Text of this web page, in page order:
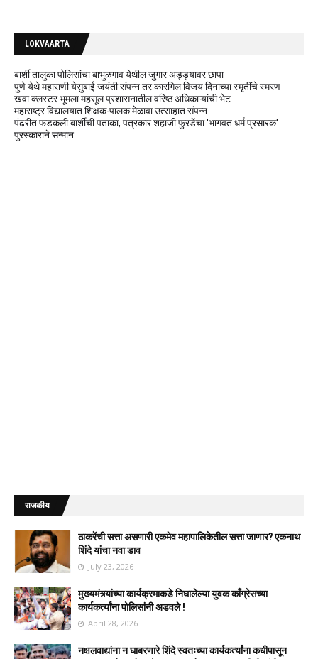
LOKVAARTA
बार्शी तालुका पोलिसांचा बाभुळगाव येथील जुगार अड्ड्यावर छापा
पुणे येथे महाराणी येसुबाई जयंती संपन्न तर कारगिल विजय दिनाच्या स्मृतींचे स्मरण
खवा क्लस्टर भूमला महसूल प्रशासनातील वरिष्ठ अधिकाऱ्यांची भेट
महाराष्ट्र विद्यालयात शिक्षक-पालक मेळावा उत्साहात संपन्न
पंढरीत फडकली बार्शीची पताका, पत्रकार शहाजी फुरडेंचा 'भागवत धर्म प्रसारक'
पुरस्काराने सन्मान
राजकीय
ठाकरेंची सत्ता असणारी एकमेव महापालिकेतील सत्ता जाणार? एकनाथ
शिंदे यांचा नवा डाव
July 23, 2026
मुख्यमंत्र्यांच्या कार्यक्रमाकडे निघालेल्या युवक काँग्रेसच्या
कार्यकर्त्यांना पोलिसांनी अडवले !
April 28, 2026
नक्षलवाद्यांना न घाबरणारे शिंदे स्वतःच्या कार्यकर्त्यांना कधीपासून